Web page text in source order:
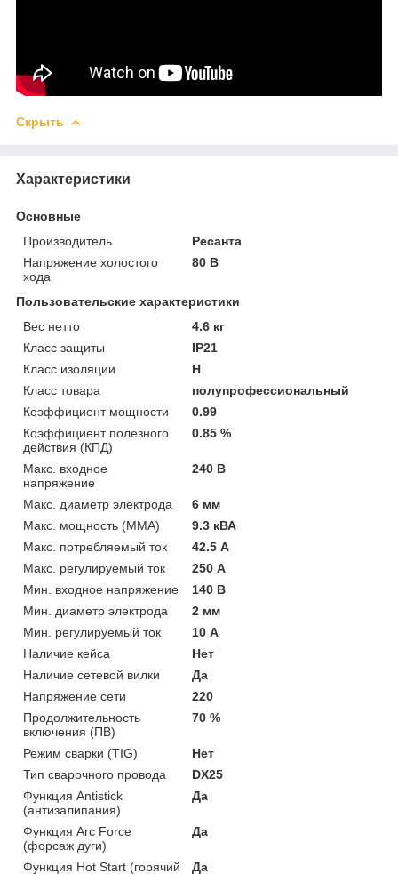
Скрыть
Характеристики
Основные
Производитель
Ресанта
Напряжение холостого
хода
80 В
Пользовательские характеристики
Вес нетто
4.6 кг
Класс защиты
IP21
Класс изоляции
H
Класс товара
полупрофессиональный
Коэффициент мощности
0.99
Коэффициент полезного
действия (КПД)
0.85 %
Макс. входное
напряжение
240 В
Макс. диаметр электрода
6 мм
Макс. мощность (MMA)
9.3 кВА
Макс. потребляемый ток
42.5 А
Макс. регулируемый ток
250 А
Мин. входное напряжение
140 В
Мин. диаметр электрода
2 мм
Мин. регулируемый ток
10 А
Наличие кейса
Нет
Наличие сетевой вилки
Да
Напряжение сети
220
Продолжительность
включения (ПВ)
70 %
Режим сварки (TIG)
Нет
Тип сварочного провода
DX25
Функция Antistick
(антизалипания)
Да
Функция Arc Force
(форсаж дуги)
Да
Функция Hot Start (горячий
Да